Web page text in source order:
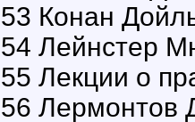
53 Конан
54 Лейнстер
55 Лекции о
56 Лермонтов